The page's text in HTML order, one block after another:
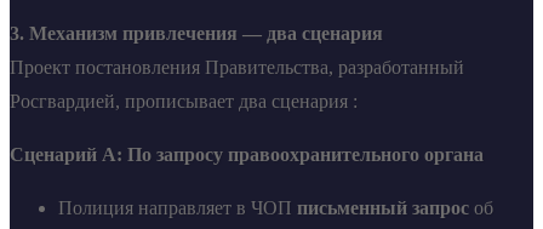
3. Механизм привлечения — два сценария
Проект постановления Правительства, разработанный
Росгвардией, прописывает два сценария :
Сценарий А: По запросу правоохранительного органа
Полиция направляет в ЧОП письменный запрос об